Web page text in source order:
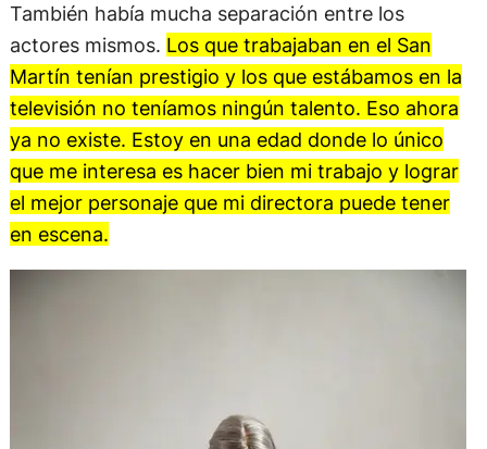
También había mucha separación entre los
actores mismos. Los que trabajaban en el San
Martín tenían prestigio y los que estábamos en la
televisión no teníamos ningún talento. Eso ahora
ya no existe. Estoy en una edad donde lo único
que me interesa es hacer bien mi trabajo y lograr
el mejor personaje que mi directora puede tener
en escena.